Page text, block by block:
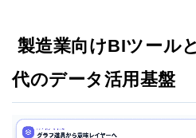
製造業向けBIツール
代のデータ活用基盤